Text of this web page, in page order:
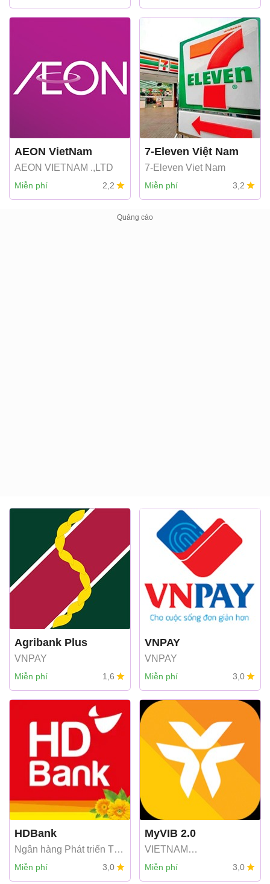
AEON VietNam
AEON VIETNAM .,LTD
Miễn phí 2,2
7-Eleven Việt Nam
7-Eleven Viet Nam
Miễn phí 3,2
Agribank Plus
VNPAY
Miễn phí 1,6
VNPAY
VNPAY
Miễn phí 3,0
HDBank
Ngân hàng Phát triển TP
HCM
Miễn phí 3,0
MyVIB 2.0
VIETNAM
INTERNATIONAL
COMMERCIAL JOINT
Miễn phí 3,0